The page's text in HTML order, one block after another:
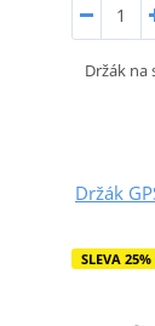
Držák
Držák
SLEVA 25%